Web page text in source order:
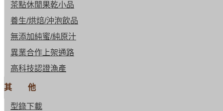
茶點休閒果乾小品
養生/烘焙/沖泡飲品
無添加純蜜/純原汁
異業合作上架通路
高科技認證漁產
其 他
型錄下載